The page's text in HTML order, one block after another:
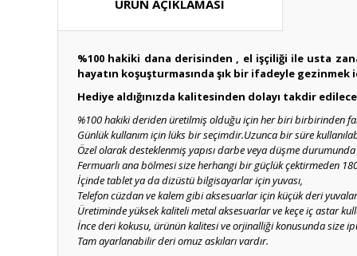
ÜRÜN AÇIKLAMASI
%100 hakiki dana derisinden , el işçiliği ile usta
hayatın koşuşturmasında şık bir ifadeyle
Hediye aldığınızda kalitesinden dolayı takdir
%100 hakiki deriden üretilmiş olduğu için her biri birbirinden
Günlük kullanım için lüks bir seçimdir.Uzunca bir süre
Özel olarak desteklenmiş yapısı darbe veya düşme
Fermuarlı ana bölmesi size herhangi bir güçlük çektirmeden
İçinde tablet ya da dizüstü bilgisayarlar için yuvası,
Telefon cüzdan ve kalem gibi aksesuarlar için küçük deri
Üretiminde yüksek kaliteli metal aksesuarlar ve keçe iç astar
İnce deri kokusu, ürünün kalitesi ve orjinalliği konusunda size
Tam ayarlanabilir deri omuz askıları vardır.